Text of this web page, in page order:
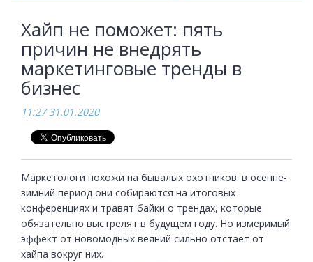
Хайп не поможет: пять
причин не внедрять
маркетинговые тренды в
бизнес
11:27 31.01.2020
Маркетологи похожи на бывалых охотников: в осенне-
зимний период они собираются на итоговых
конференциях и травят байки о трендах, которые
обязательно выстрелят в будущем году. Но измеримый
эффект от новомодных веяний сильно отстает от
хайпа вокруг них.